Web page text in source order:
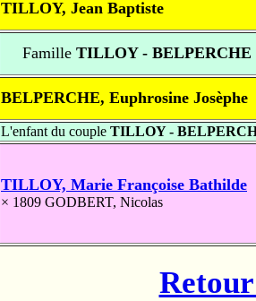
TILLOY, Jean Baptiste
FamilleTILLOY - BELPERCHE
BELPERCHE, Euphrosine Josèphe
L'enfant du couple TILLOY -
TILLOY, Marie Françoise Bathilde
× 1809 GODBERT, Nicolas